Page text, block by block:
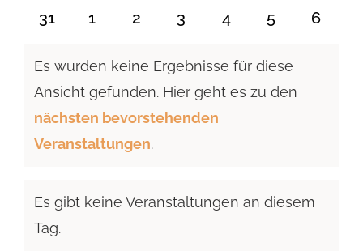
Veranstaltungen
Veranstaltungen
Veranstaltungen
Veranstaltungen
Veranstaltungen
0
31
0
1
0
2
0
3
0
4
0
5
0
6
Hinweis
Es wurden keine Ergebnisse für diese
Ansicht gefunden. Hier geht es zu den
nächsten bevorstehenden
Veranstaltungen.
Hinweis
Es gibt keine Veranstaltungen an diesem
Tag.